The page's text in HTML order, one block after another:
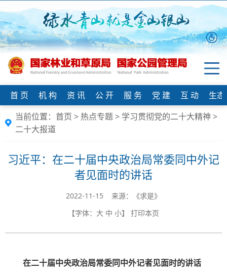
首 页 机 构 资 讯 公 开 服 务 党 建 互 动
生
当前位置： 首页 > 热点专题> 学习贯彻党的二十大精神 >
二十大报道
习近平：在二十届中央政治局常委同中外记
者见面时的讲话
2022-11-15 来源：《求是》
【字体： 大 中 小】 打印本页
在二十届中央政治局常委同中外记者见面时的讲话